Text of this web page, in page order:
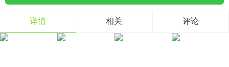
1642款游戏
351款游戏
69款游戏
经营养成
策略塔防
冒险解谜
详情 相关 评论